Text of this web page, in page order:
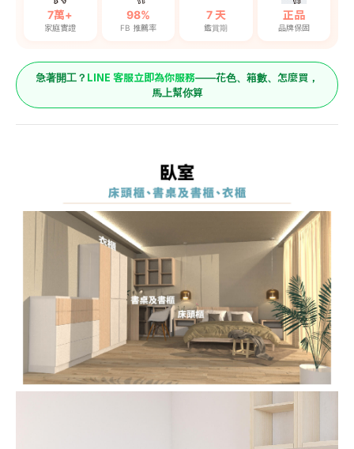
7萬+
家庭實證
98%
FB 推薦率
7 天
鑑賞期
正品
品牌保固
急著開工？ LINE 客服立即為你服務——花色、箱數、怎麼買，
馬上幫你算